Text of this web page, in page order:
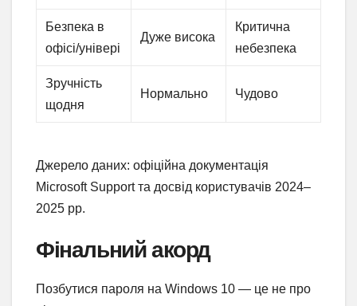
Безпека в
офісі/універі
Дуже висока
Критична
небезпека
Зручність
щодня
Нормально Чудово
Джерело даних: офіційна документація
Microsoft Support та досвід користувачів 2024–
2025 рр.
Фінальний акорд
Позбутися пароля на Windows 10 — це не про